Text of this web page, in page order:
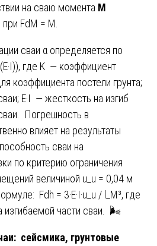
на сваю момента M
FdM = M.
сваи α определяется по
где K — коэффициент
коэффициента постели грунта;
E·I — жесткость на изгиб
Погрешность в
влияет на результаты
сваи на
по критерию ограничения
величиной u_u = 0,04 м
Fdh = 3·E·I·u_u / l_M³, где
изгибаемой части сваи. 🌬️
сейсмика, грунтовые